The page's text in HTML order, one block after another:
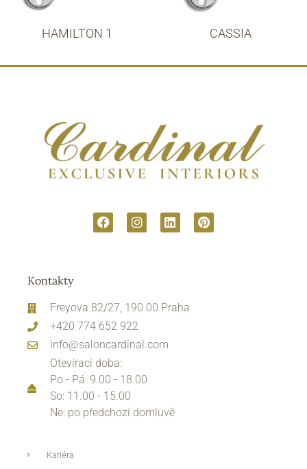
HAMILTON 1 CASSIA
Kontakty
Freyova 82/27, 190 00 Praha
+420 774 652 922
info@saloncardinal.com
Otevírací doba:
Po - Pá: 9.00 - 18.00
So: 11.00 - 15.00
Ne: po předchozí domluvě
Kariéra